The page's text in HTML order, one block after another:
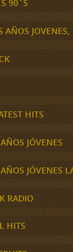
90´S
AÑOS JOVENES,
HITS
JÓVENES
JÓVENES
RADIO
HITS